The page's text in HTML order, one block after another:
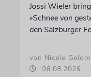
Jossi Wieler
»Schnee von
den Salzburger
von Nicole
06.08.2026